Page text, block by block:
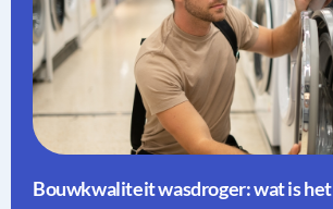
Bouwkwaliteit wasdroger: wat is het